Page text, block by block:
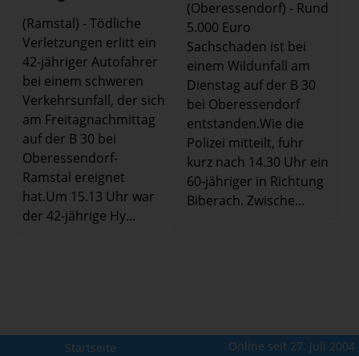
(Ramstal) - Tödliche
Verletzungen erlitt ein
42-jähriger Autofahrer
bei einem schweren
Verkehrsunfall, der sich
am Freitagnachmittag
auf der B 30 bei
Oberessendorf-
Ramstal ereignet
hat.Um 15.13 Uhr war
der 42-jährige Hy...
(Oberessendorf) - Rund
5.000 Euro
Sachschaden ist bei
einem Wildunfall am
Dienstag auf der B 30
bei Oberessendorf
entstanden.Wie die
Polizei mitteilt, fuhr
kurz nach 14.30 Uhr ein
60-jähriger in Richtung
Biberach. Zwische...
Online seit 27. Juli 2004
Startseite